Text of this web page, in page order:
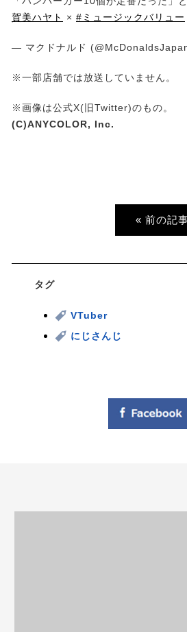
賀美ハヤト
× #ミュージックバリュー
— マクドナルド
※一部店舗では放送していません。
※画像は公式X(旧Twitter)のもの。
(C)ANYCOLOR, Inc.
« 前の記
タグ
VTuber
にじさんじ